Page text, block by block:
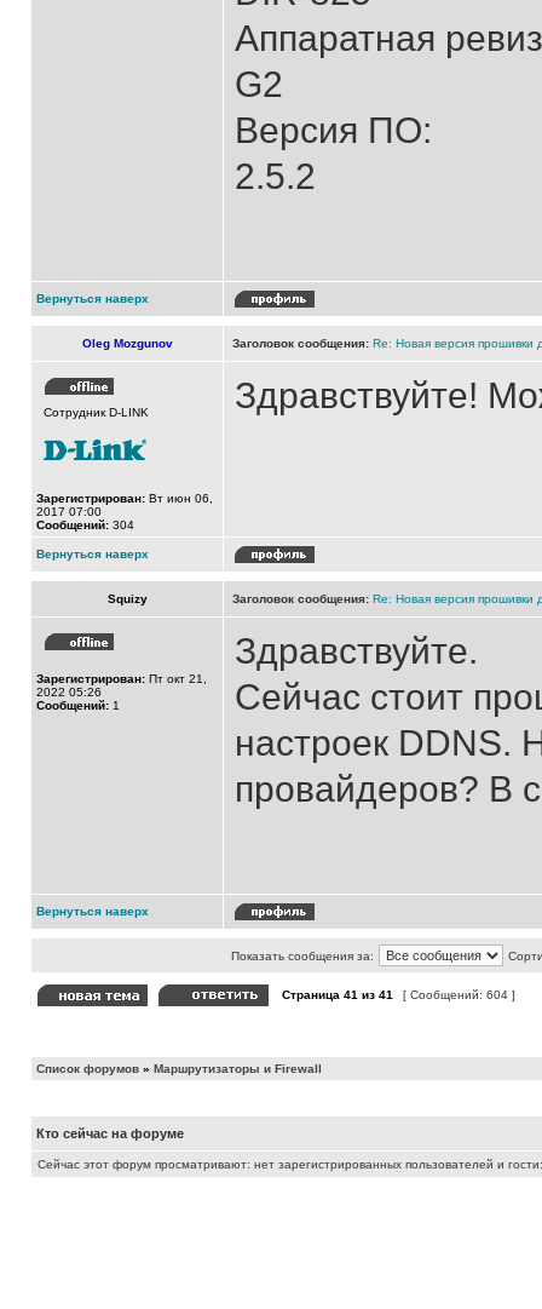
Аппаратная
G2
Версия ПО:
2.5.2
Вернуться наверх
Oleg Mozgunov Заголовок сообщения: Re: Новая версия прошивки
Сотрудник D-LINK
Зарегистрирован: Вт июн 06,
2017 07:00
Сообщений: 304
Здравствуйте!
Вернуться наверх
Squizy Заголовок сообщения: Re: Новая версия прошивки
Зарегистрирован: Пт окт 21,
2022 05:26
Сообщений: 1
Здравствуйте.
Сейчас стоит
настроек DDNS.
провайдеров? В
Вернуться наверх
Показать сообщения за:
Страница 41 из 41 [ Сообщений: 604 ]
Список форумов » Маршрутизаторы и Firewall
Кто сейчас на форуме
Сейчас этот форум просматривают: нет зарегистрированных пользователей и